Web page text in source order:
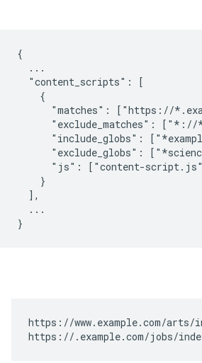
{
  ...
  "content_scripts": [
    {
"matches": ["https://
"exclude_matches": ["*://
"include_globs":
"exclude_globs":
"js": ["content-
    }
  ],
  ...
https://www.example.com/arts/
https://.example.com/jobs/